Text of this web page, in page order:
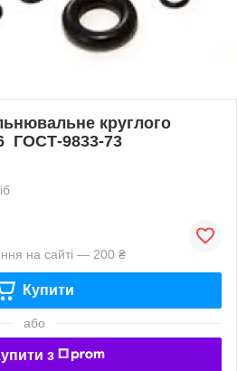
круглого
ГОСТ-9833-73
на сайті — 200 ₴
Купити
або
з